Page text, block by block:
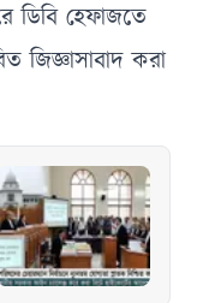
ডিবি হেফাজতে
জিজ্ঞাসাবাদ করা